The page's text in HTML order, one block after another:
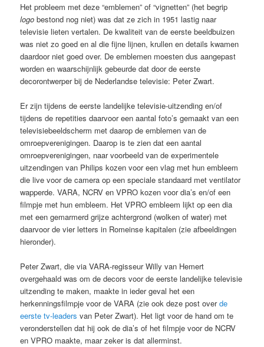
Het probleem met deze “emblemen” of “vignetten” (het begrip
logo bestond nog niet) was dat ze zich in 1951 lastig naar
televisie lieten vertalen. De kwaliteit van de eerste beeldbuizen
was niet zo goed en al die fijne lijnen, krullen en details kwamen
daardoor niet goed over. De emblemen moesten dus aangepast
worden en waarschijnlijk gebeurde dat door de eerste
decorontwerper bij de Nederlandse televisie: Peter Zwart.
Er zijn tijdens de eerste landelijke televisie-uitzending en/of
tijdens de repetities daarvoor een aantal foto’s gemaakt van een
televisiebeeldscherm met daarop de emblemen van de
omroepverenigingen. Daarop is te zien dat een aantal
omroepverenigingen, naar voorbeeld van de experimentele
uitzendingen van Philips kozen voor een vlag met hun embleem
die live voor de camera op een speciale standaard met ventilator
wapperde. VARA, NCRV en VPRO kozen voor dia’s en/of een
filmpje met hun embleem. Het VPRO embleem lijkt op een dia
met een gemarmerd grijze achtergrond (wolken of water) met
daarvoor de vier letters in Romeinse kapitalen (zie afbeeldingen
hieronder).
Peter Zwart, die via VARA-regisseur Willy van Hemert
overgehaald was om de decors voor de eerste landelijke televisie
uitzending te maken, maakte in ieder geval het een
herkenningsfilmpje voor de VARA (zie ook deze post overde
eerste tv-leaders van Peter Zwart). Het ligt voor de hand om te
veronderstellen dat hij ook de dia’s of het filmpje voor de NCRV
en VPRO maakte, maar zeker is dat allerminst.